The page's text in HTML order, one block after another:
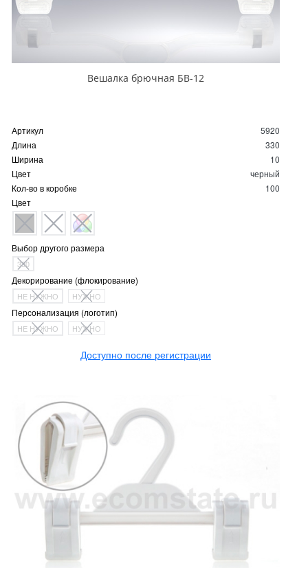
Вешалка брючная БВ-12
Артикул
5920
Длина
330
Ширина
10
Цвет
черный
Кол-во в коробке
100
Цвет
Выбор другого размера
330
Декорирование (флокирование)
НЕ НУЖНО НУЖНО
Персонализация (логотип)
НЕ НУЖНО НУЖНО
Доступно после регистрации